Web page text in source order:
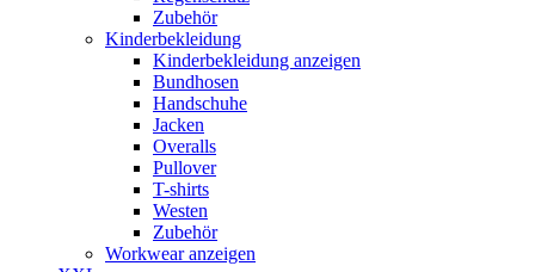
Zubehör
Kinderbekleidung
Kinderbekleidung anzeigen
Bundhosen
Handschuhe
Jacken
Overalls
Pullover
T-shirts
Westen
Zubehör
Workwear anzeigen